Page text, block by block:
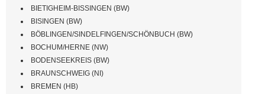
BIETIGHEIM-BISSINGEN (BW)
BISINGEN (BW)
BÖBLINGEN/SINDELFINGEN/SCHÖNBUCH (BW)
BOCHUM/HERNE (NW)
BODENSEEKREIS (BW)
BRAUNSCHWEIG (NI)
BREMEN (HB)